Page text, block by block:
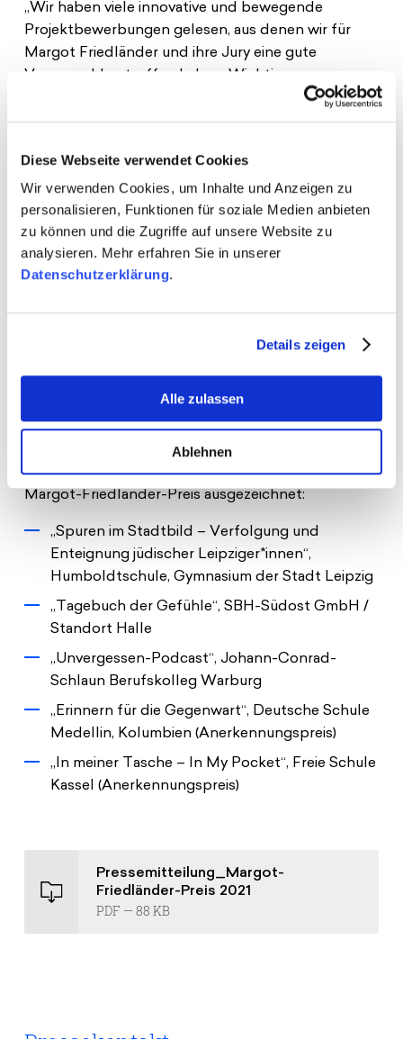
Diese Webseite verwendet Cookies
Wir verwenden Cookies, um Inhalte und Anzeigen zu
personalisieren, Funktionen für soziale Medien anbieten
zu können und die Zugriffe auf unsere Website zu
analysieren. Mehr erfahren Sie in unserer
Datenschutzerklärung.
Details zeigen
Alle zulassen
Ablehnen
„Wir haben viele innovative und bewegende
Projektbewerbungen gelesen, aus denen wir für
Margot Friedländer und ihre Jury eine gute
Vorauswahl getroffen haben. Wichtig war uns
dabei, junge Menschen auszuzeichnen, die eine
Brücke schlagen zwischen der Vergangenheit,
Zusammenlebens“, erklärt Milena Paul von der
jungen Jury des Margot-Friedländer-Preis.„Der
Preis soll die Erfahrungen und das Erinnern von
Margot Friedländer lebendig halten und
gleichzeitig junge Menschen darin fördern, aktiv zu
werden. Ausgestattet mit dem Auftrag der
sich gegen jede Form von Menschenfeindlichkeit
Vorstandsvorsitzender der Schwarzkopf-Stiftung
zum siebten Mal vergibt.
Folgende Projekte werden in diesem Jahr mit dem
Margot-Friedländer-Preis ausgezeichnet:
„Spuren im Stadtbild – Verfolgung und
Enteignung jüdischer Leipziger*innen“,
Humboldtschule, Gymnasium der Stadt Leipzig
„Tagebuch der Gefühle“, SBH-Südost GmbH /
Standort Halle
„Unvergessen-Podcast“, Johann-Conrad-
Schlaun Berufskolleg Warburg
„Erinnern für die Gegenwart“, Deutsche Schule
Medellin, Kolumbien (Anerkennungspreis)
„In meiner Tasche – In My Pocket“, Freie Schule
Kassel (Anerkennungspreis)
Pressemitteilung_Margot-
Friedländer-Preis 2021
PDF — 88 KB